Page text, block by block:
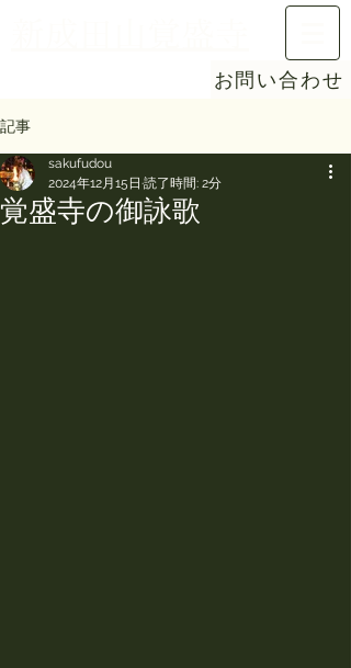
お問い合わせ
記事
覚盛寺の御詠歌
sakufudou
2024年12月15日 読了時間: 2分